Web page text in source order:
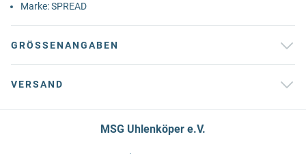
Marke: SPREAD
GRÖSSENANGABEN
VERSAND
MSG Uhlenköper e.V.